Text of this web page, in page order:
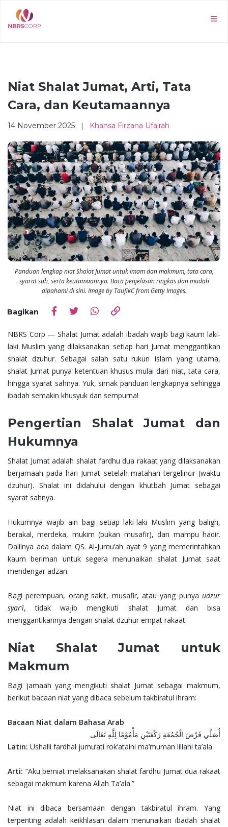
Niat Shalat Jumat, Arti, Tata
Cara, dan Keutamaannya
14 November 2025 | Khansa Firzana Ufairah
Panduan lengkap niat Shalat Jumat untuk imam dan makmum, tata cara,
syarat sah, serta keutamaannya. Baca penjelasan ringkas dan mudah
dipahami di sini. Image by TaufikC from Getty Images.
Bagikan
NBRS Corp — Shalat Jumat adalah ibadah wajib bagi kaum laki-
laki Muslim yang dilaksanakan setiap hari Jumat menggantikan
shalat dzuhur. Sebagai salah satu rukun Islam yang utama,
shalat Jumat punya ketentuan khusus mulai dari niat, tata cara,
hingga syarat sahnya. Yuk, simak panduan lengkapnya sehingga
ibadah semakin khusyuk dan sempurna!
Pengertian Shalat Jumat dan
Hukumnya
Shalat Jumat adalah shalat fardhu dua rakaat yang dilaksanakan
berjamaah pada hari Jumat setelah matahari tergelincir (waktu
dzuhur). Shalat ini didahului dengan khutbah Jumat sebagai
syarat sahnya.
Hukumnya wajib ain bagi setiap laki-laki Muslim yang baligh,
berakal, merdeka, mukim (bukan musafir), dan mampu hadir.
Dalilnya ada dalam QS. Al-Jumu’ah ayat 9 yang memerintahkan
kaum beriman untuk segera menunaikan shalat Jumat saat
mendengar adzan.
Bagi perempuan, orang sakit, musafir, atau yang punya udzur
syar’i, tidak wajib mengikuti shalat Jumat dan bisa
menggantikannya dengan shalat dzuhur empat rakaat.
Niat Shalat Jumat untuk
Makmum
Bagi jamaah yang mengikuti shalat Jumat sebagai makmum,
berikut bacaan niat yang dibaca sebelum takbiratul ihram:
Bacaan Niat dalam Bahasa Arab
أُصَلِّي فَرْضَ الْجُمُعَةِ رَكْعَتَيْنِ مَأْمُوْمًا لِلَّهِ تَعَالَى
Latin: Ushalli fardhal jumu’ati rok’ataini ma’muman lillahi ta’ala
Arti: “Aku berniat melaksanakan shalat fardhu Jumat dua rakaat
sebagai makmum karena Allah Ta’ala.”
Niat ini dibaca bersamaan dengan takbiratul ihram. Yang
terpenting adalah keikhlasan dalam menunaikan ibadah shalat